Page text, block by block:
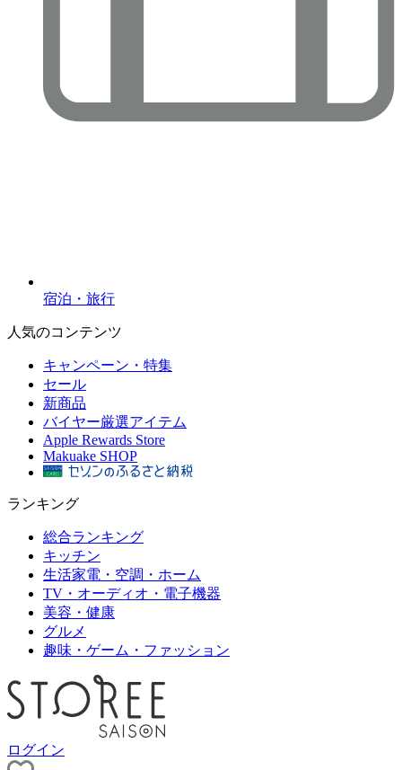
宿泊・旅行
人気のコンテンツ
キャンペーン・特集
セール
新商品
バイヤー厳選アイテム
Apple Rewards Store
Makuake SHOP
ランキング
総合ランキング
キッチン
生活家電・空調・ホーム
TV・オーディオ・電子機器
美容・健康
グルメ
趣味・ゲーム・ファッション
ログイン